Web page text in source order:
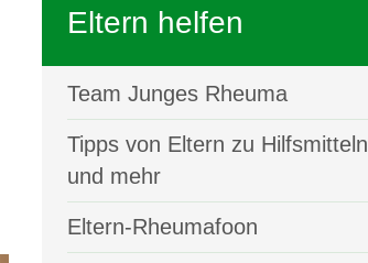
Eltern helfen
Team Junges Rheuma
Tipps von Eltern zu Hilfsmitteln
und mehr
Eltern-Rheumafoon